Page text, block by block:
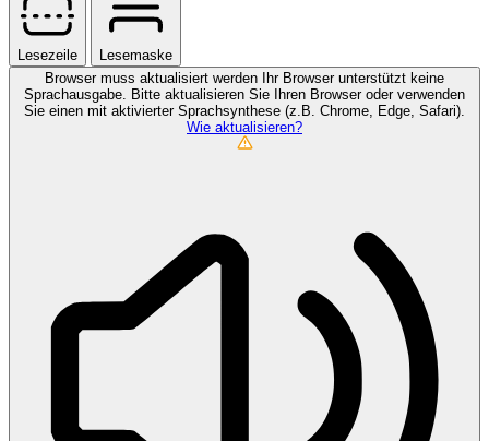
Lesezeile
Lesemaske
Browser muss aktualisiert werden
Ihr Browser unterstützt keine
Sprachausgabe. Bitte aktualisieren Sie Ihren Browser oder verwenden
Sie einen mit aktivierter Sprachsynthese (z.B. Chrome, Edge, Safari).
Wie aktualisieren?